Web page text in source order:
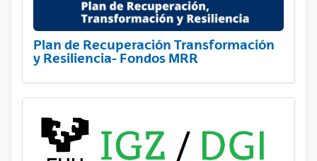
Plan de Recuperación Transformación
y Resiliencia- Fondos MRR